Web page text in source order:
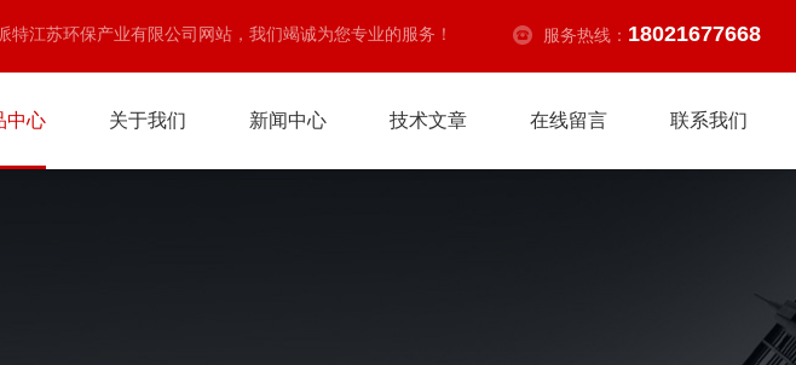
特江苏环保产业有限公司网站，我们竭诚为您专业的服务！ 服务热线： 18021677668
中心 关于我们 新闻中心 技术文章 在线留言 联系我们